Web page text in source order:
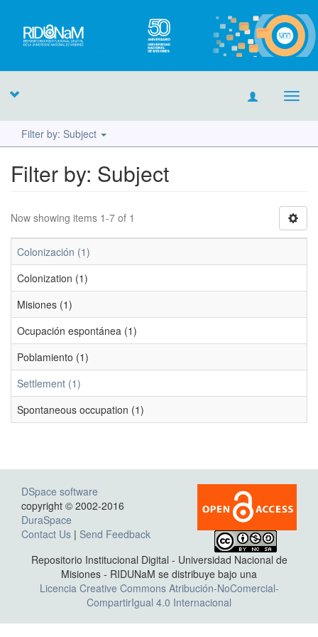
Filter by: Subject
Filter by: Subject
Now showing items 1-7 of 1
Colonización (1)
Colonization (1)
Misiones (1)
Ocupación espontánea (1)
Poblamiento (1)
Settlement (1)
Spontaneous occupation (1)
DSpace software
copyright © 2002-2016
DuraSpace
Contact Us | Send Feedback
Repositorio Institucional Digital - Universidad Nacional de
Misiones - RIDUNaM se distribuye bajo una
Licencia Creative Commons Atribución-NoComercial-
CompartirIgual 4.0 Internacional